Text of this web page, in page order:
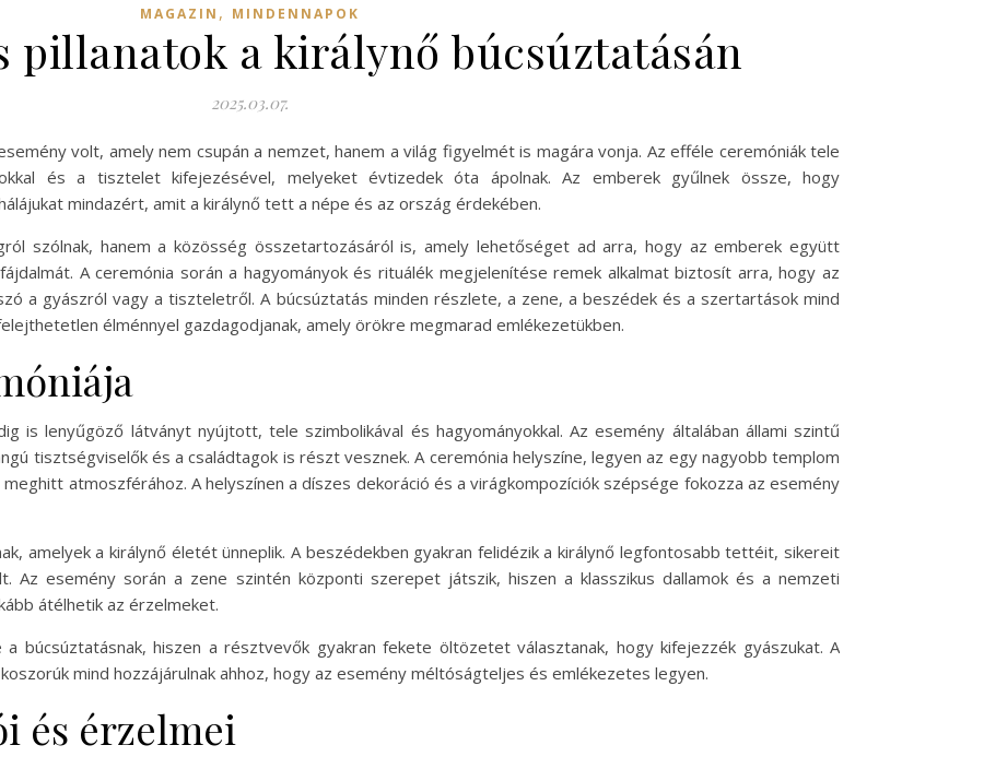
MAGAZIN , MINDENNAPOK
pillanatok a királynő búcsúztatásán
2025.03.07.
volt, amely nem csupán a nemzet, hanem a világ figyelmét is magára vonja. Az efféle ceremóniák tele
és a tisztelet kifejezésével, melyeket évtizedek óta ápolnak. Az emberek gyűlnek össze, hogy
mindazért, amit a királynő tett a népe és az ország érdekében.
szólnak, hanem a közösség összetartozásáról is, amely lehetőséget ad arra, hogy az emberek együtt
A ceremónia során a hagyományok és rituálék megjelenítése remek alkalmat biztosít arra, hogy az
a gyászról vagy a tiszteletről. A búcsúztatás minden részlete, a zene, a beszédek és a szertartások mind
élménnyel gazdagodjanak, amely örökre megmarad emlékezetükben.
is lenyűgöző látványt nyújtott, tele szimbolikával és hagyományokkal. Az esemény általában állami szintű
tisztségviselők és a családtagok is részt vesznek. A ceremónia helyszíne, legyen az egy nagyobb templom
atmoszférához. A helyszínen a díszes dekoráció és a virágkompozíciók szépsége fokozza az esemény
amelyek a királynő életét ünneplik. A beszédekben gyakran felidézik a királynő legfontosabb tettéit, sikereit
Az esemény során a zene szintén központi szerepet játszik, hiszen a klasszikus dallamok és a nemzeti
átélhetik az érzelmeket.
búcsúztatásnak, hiszen a résztvevők gyakran fekete öltözetet választanak, hogy kifejezzék gyászukat. A
mind hozzájárulnak ahhoz, hogy az esemény méltóságteljes és emlékezetes legyen.
és érzelmei